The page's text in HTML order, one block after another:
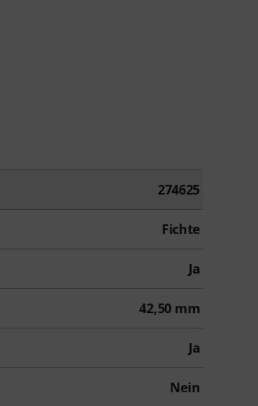
274625
Fichte
Ja
42,50 mm
Ja
Nein